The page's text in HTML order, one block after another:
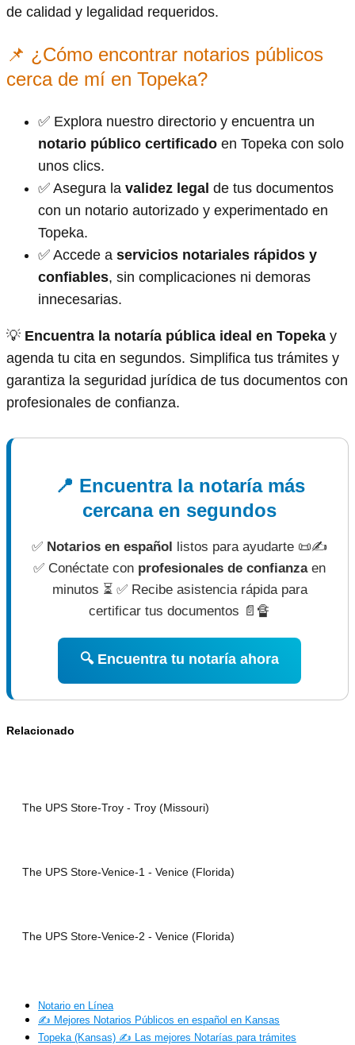
de calidad y legalidad requeridos.
📌 ¿Cómo encontrar notarios públicos
cerca de mí en Topeka?
✅ Explora nuestro directorio y encuentra un
notario público certificado en Topeka con solo
unos clics.
✅ Asegura la validez legal de tus documentos
con un notario autorizado y experimentado en
Topeka.
✅ Accede a servicios notariales rápidos y
confiables, sin complicaciones ni demoras
innecesarias.
💡 Encuentra la notaría pública ideal en Topeka y
agenda tu cita en segundos. Simplifica tus trámites y
garantiza la seguridad jurídica de tus documentos con
profesionales de confianza.
📍 Encuentra la notaría más
cercana en segundos
✅ Notarios en español
listos para ayudarte 📜✍
✅ Conéctate con profesionales de confianzaen
minutos ⏳ ✅ Recibe asistencia rápida para
certificar tus documentos 📄🔏
🔍 Encuentra tu notaría ahora
Relacionado
The UPS Store-Troy - Troy (Missouri)
The UPS Store-Venice-1 - Venice (Florida)
The UPS Store-Venice-2 - Venice (Florida)
Notario en Línea
✍️ Mejores Notarios Públicos en español en Kansas
Topeka (Kansas) ✍️ Las mejores Notarías para trámites